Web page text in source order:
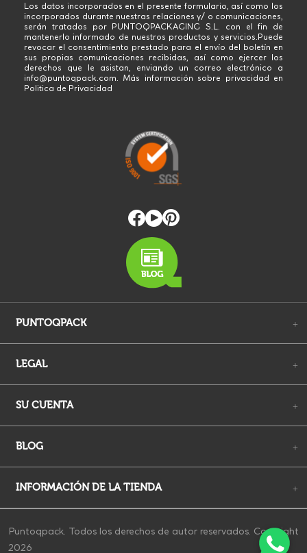
Los datos incorporados en el presente formulario, así como los
incorporados durante nuestras relaciones y/ o comunicaciones,
serán tratados por PUNTOQPACKAGING S.L. con el fin de
mantenerlo informado de nuestros productos y servicios.Puede
revocar el consentimiento prestado para el envío del boletín en
sus propias comunicaciones recibidas, así como ejercer los
derechos que le asistan, enviando un correo electrónico a
info@puntoqpack.com. Más información sobre privacidad en
Politica de Privacidad
PUNTOQPACK +
LEGAL +
SU CUENTA +
BLOG +
INFORMACIÓN DE LA TIENDA +
Puntoqpack. Todos los derechos de autor reservados. Copyright
2026